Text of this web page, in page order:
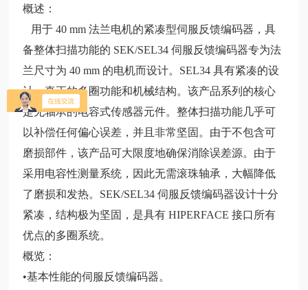
概述：
用于 40 mm 法兰电机的紧凑型伺服反馈编码器，具
备整体扫描功能的 SEK/SEL34 伺服反馈编码器专为法
兰尺寸为 40 mm 的电机而设计。SEL34 具有紧凑的设
计、真正的多圈功能和机械结构。该产品系列的核心
是无轴承的电容式传感器元件。整体扫描功能几乎可
以补偿任何偏心误差，并且非常坚固。由于不包含可
磨损部件，该产品可大限度地确保消除误差源。由于
采用电容性测量系统，因此无需滚珠轴承，大幅降低
了磨损和发热。SEK/SEL34 伺服反馈编码器设计十分
紧凑，结构极为坚固，是具有 HIPERFACE 接口所有
优点的多圈系统。
概览：
•基本性能的伺服反馈编码器。